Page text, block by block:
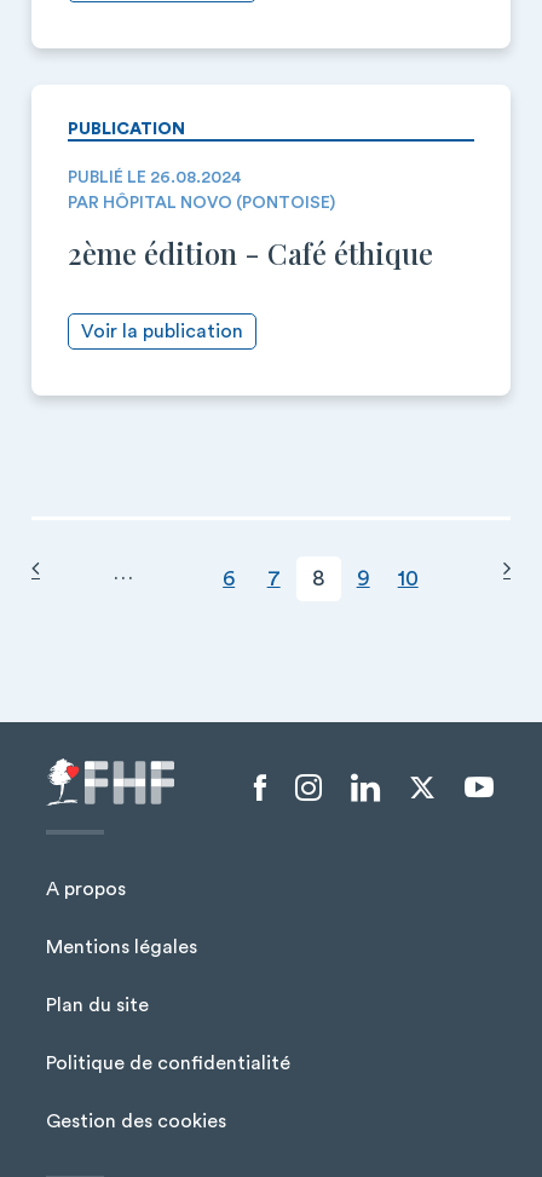
PUBLICATION
PUBLIÉ LE 26.08.2024
PAR HÔPITAL NOVO (PONTOISE)
2ème édition - Café éthique
Voir la publication
PAGINATION
Page précédente
… Page
6 Page
7
Page courante
8 Page
9 Page
10
Menu Pied de page
A propos
Mentions légales
Plan du site
Politique de confidentialité
Gestion des cookies
Menu liens sociaux